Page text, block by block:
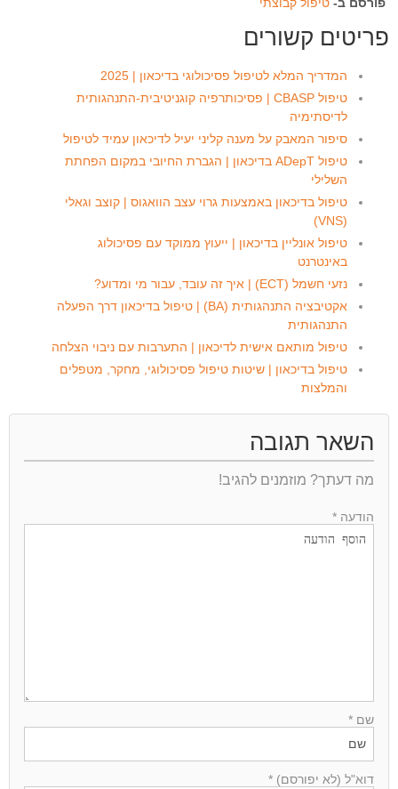
פריטים קשורים
המדריך המלא לטיפול פסיכולוגי בדיכאון | 2025
טיפול CBASP | פסיכותרפיה קוגניטיבית-התנהגותית
לדיסתימיה
סיפור המאבק על מענה קליני יעיל לדיכאון עמיד לטיפול
טיפול ADepT בדיכאון | הגברת החיובי במקום הפחתת
השלילי
טיפול בדיכאון באמצעות גרוי עצב הוואגוס | קוצב וגאלי
(VNS)
טיפול אונליין בדיכאון | ייעוץ ממוקד עם פסיכולוג
באינטרנט
נזעי חשמל (ECT) | איך זה עובד, עבור מי ומדוע?
אקטיבציה התנהגותית (BA) | טיפול בדיכאון דרך הפעלה
התנהגותית
טיפול מותאם אישית לדיכאון | התערבות עם ניבוי הצלחה
טיפול בדיכאון | שיטות טיפול פסיכולוגי, מחקר, מטפלים
והמלצות
השאר תגובה
מה דעתך? מוזמנים להגיב!
הודעה *
שם *
דוא"ל (לא יפורסם) *